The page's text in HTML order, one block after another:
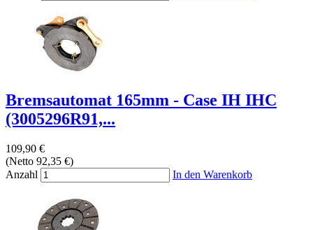
Bremsautomat 165mm - Case IH IHC
(3005296R91,...
109,90 €
(Netto 92,35 €)
Anzahl
In den Warenkorb